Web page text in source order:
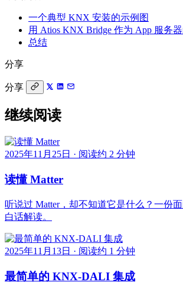
一个典型 KNX 安装的示例图
用 Atios KNX Bridge 作为 App 服务
总结
分享
分享
继续阅读
2025年11月25日 · 阅读约 2 分钟
读懂 Matter
听说过 Matter，却不知道它是什么？一份
白话解读。
2025年11月13日 · 阅读约 1 分钟
最简单的 KNX-DALI 集成